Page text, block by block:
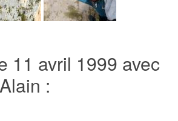
11 avril 1999 avec
: